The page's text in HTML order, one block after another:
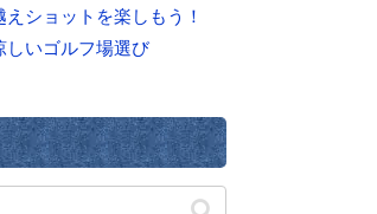
ショットを楽しもう！
しいゴルフ場選び